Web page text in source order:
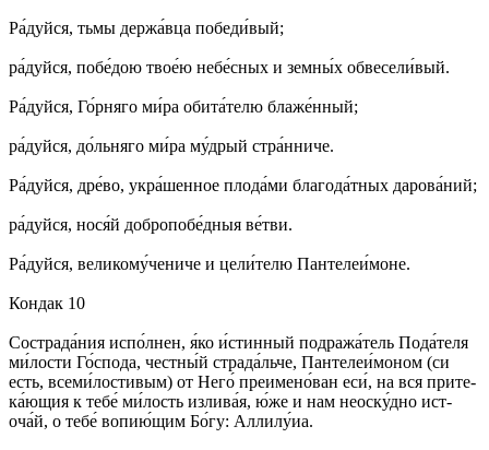
Ра́­дуй­ся, тьмы дер­жа́в­ца по­бе­ди́­вый;
ра́­дуй­ся, по­бе́­дою твое́ю не­бе́с­ных и зем­ны́х об­ве­се­ли́­вый.
Ра́­дуй­ся, Го́р­ня­го ми́­ра оби­та́­те­лю бла­же́н­ный;
ра́­дуй­ся, до́ль­ня­го ми́­ра му́д­рый стра́н­ни­че.
Ра́­дуй­ся, дре́­во, укра́­шен­ное пло­да́­ми бла­го­да́т­ных да­ро­ва́­ний;
ра́­дуй­ся, но­ся́й доб­ро­по­бе́д­ныя ве́т­ви.
Ра́­дуй­ся, ве­ли­ко­му́­че­ни­че и це­ли́­те­лю Пан­те­леи́­мо­не.
Кондак 10
Со­стра­да́­ния ис­по́л­нен, я́ко и́с­тин­ный под­ра­жа́­тель По­да́­те­ля
ми́­лос­ти Го́с­по­да, чест­ны́й стра­да́ль­че, Пан­те­леи́­мо­ном (си
есть, все­ми́­ло­сти­вым) от Не­го́ пре­име­но́­ван еси́, на вся при­те­
ка́­ющия к те­бе́ ми́­лость из­ли­ва́я, ю́же и нам не­ос­ку́д­но ис­т­
оча́й, о те­бе́ во­пию́­щим Бо́­гу: Алли­лу́иа.